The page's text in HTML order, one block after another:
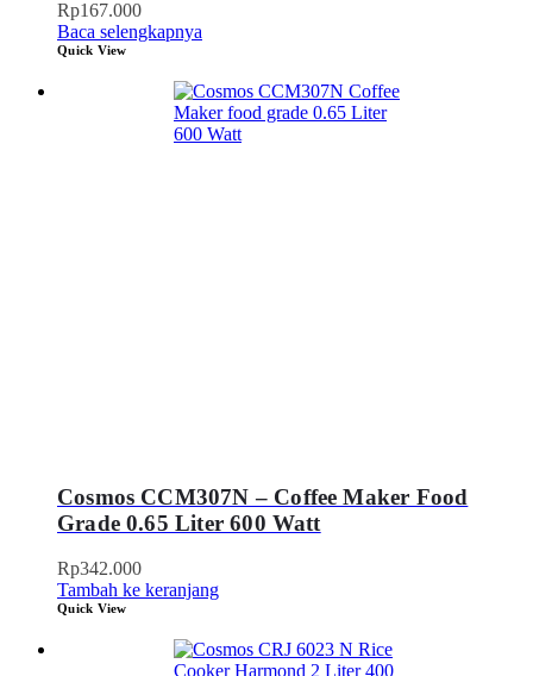
Rp167.000
Baca selengkapnya
Quick View
Cosmos CCM307N – Coffee Maker Food
Grade 0.65 Liter 600 Watt
Rp342.000
Tambah ke keranjang
Quick View